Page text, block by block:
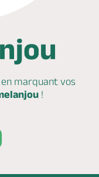
marquantvos
!